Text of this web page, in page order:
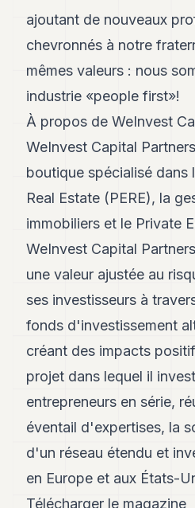
ajoutant de nouveaux
chevronnés à notre
mêmes valeurs : nous
industrie «people first»!
À propos de WeInvest
WeInvest Capital
boutique spécialisé dans
Real Estate (PERE), la
immobiliers et le Private
WeInvest Capital
une valeur ajustée au
ses investisseurs à
fonds d'investissement
créant des impacts
projet dans lequel il
entrepreneurs en série,
éventail d'expertises, la
d'un réseau étendu et
en Europe et aux États-
Télécharger le magazine